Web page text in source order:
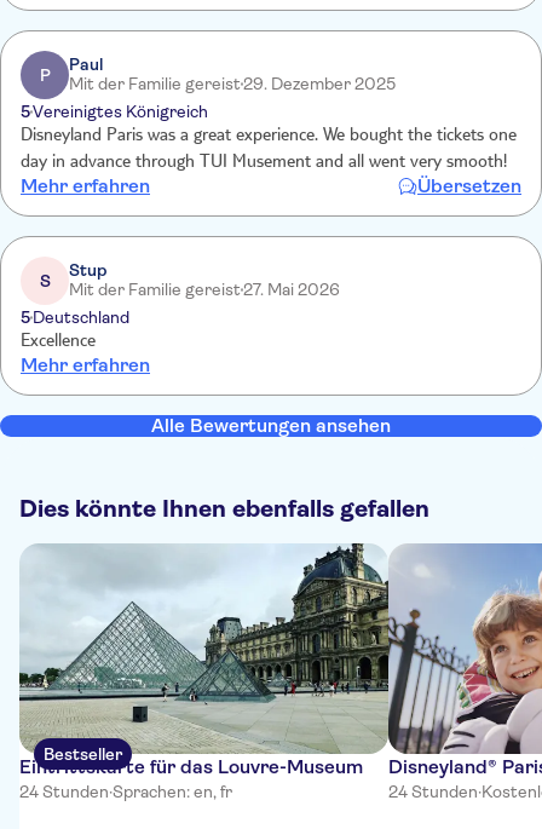
besser. Der Park war insgesamt sehr sauber und gut gepflegt.
P
Paul
Mit der Familie gereist29. Dezember 2025
5Vereinigtes Königreich
Disneyland Paris was a great experience. We bought the tickets one
day in advance through TUI Musement and all went very smooth!
Mehr erfahren Übersetzen
S
Stup
Mit der Familie gereist27. Mai 2026
5Deutschland
Excellence
Mehr erfahren
Alle Bewertungen ansehen
Dies könnte Ihnen ebenfalls gefallen
Bestseller
Eintrittskarte für das Louvre-Museum
24 Stunden·Sprachen: en, fr
Disneyland®
24 Stunden·